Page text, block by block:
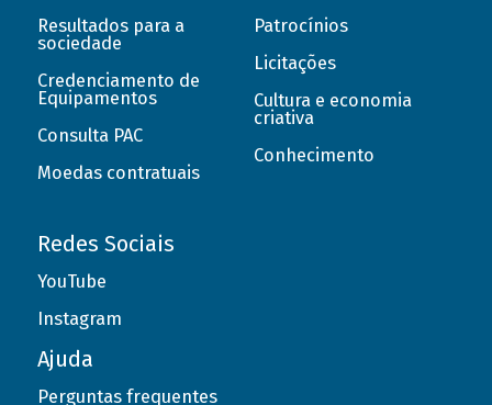
Resultados para a
sociedade
Credenciamento de
Equipamentos
Consulta PAC
Moedas contratuais
Patrocínios
Licitações
Cultura e economia
criativa
Conhecimento
Redes Sociais
YouTube
Instagram
Ajuda
Perguntas frequentes